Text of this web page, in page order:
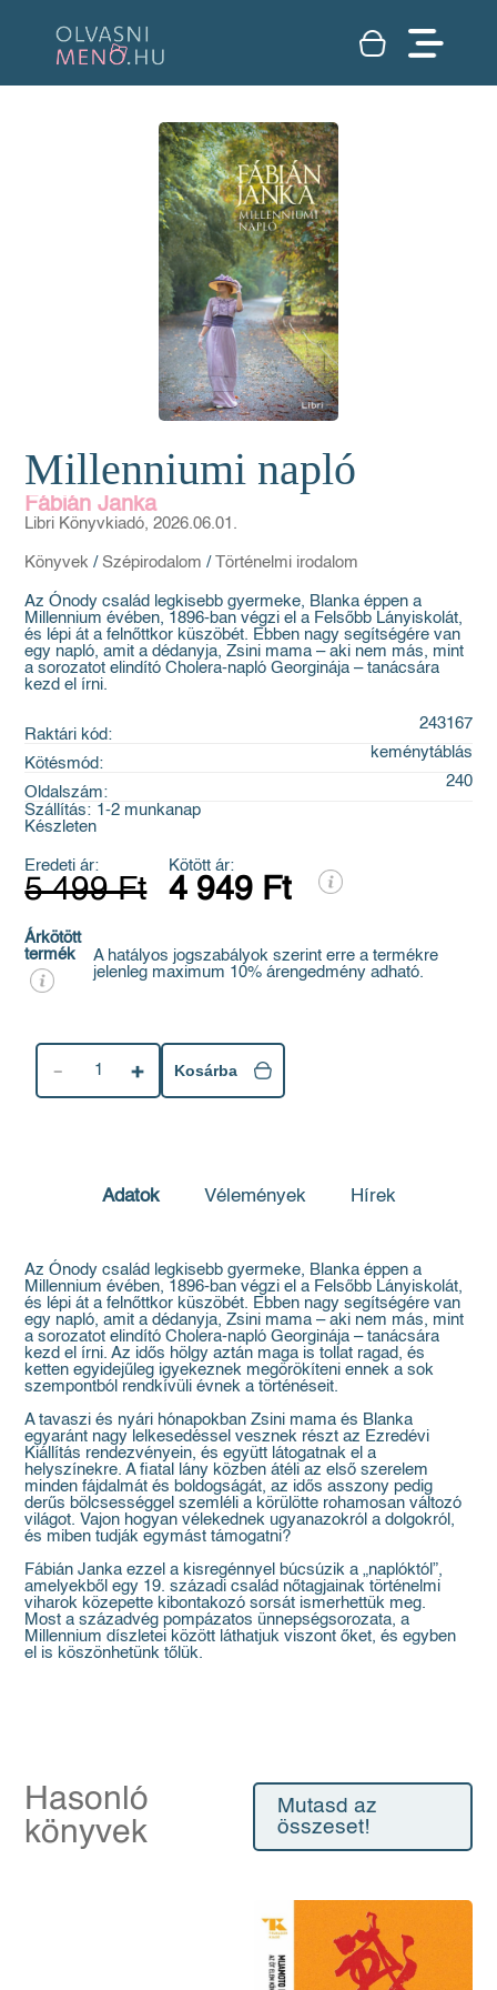
Millenniumi napló
Fábián Janka
Libri Könyvkiadó, 2026.06.01.
Könyvek / Szépirodalom / Történelmi irodalom
Az Ónody család legkisebb gyermeke, Blanka éppen a
Millennium évében, 1896-ban végzi el a Felsőbb Lányiskolát,
és lépi át a felnőttkor küszöbét. Ebben nagy segítségére van
egy napló, amit a dédanyja, Zsini mama – aki nem más, mint
a sorozatot elindító Cholera-napló Georginája – tanácsára
kezd el írni.
Raktári kód:
243167
Kötésmód:
keménytáblás
Oldalszám:
240
Szállítás: 1-2 munkanap
Készleten
Eredeti ár:
5 499 Ft
Kötött ár:
4 949 Ft
Árkötött
termék
A hatályos jogszabályok szerint erre a termékre
jelenleg maximum 10% árengedmény adható.
1 Kosárba
Adatok Vélemények Hírek
Az Ónody család legkisebb gyermeke, Blanka éppen a
Millennium évében, 1896-ban végzi el a Felsőbb Lányiskolát,
és lépi át a felnőttkor küszöbét. Ebben nagy segítségére van
egy napló, amit a dédanyja, Zsini mama – aki nem más, mint
a sorozatot elindító Cholera-napló Georginája – tanácsára
kezd el írni. Az idős hölgy aztán maga is tollat ragad, és
ketten egyidejűleg igyekeznek megörökíteni ennek a sok
szempontból rendkívüli évnek a történéseit.
A tavaszi és nyári hónapokban Zsini mama és Blanka
egyaránt nagy lelkesedéssel vesznek részt az Ezredévi
Kiállítás rendezvényein, és együtt látogatnak el a
helyszínekre. A fiatal lány közben átéli az első szerelem
minden fájdalmát és boldogságát, az idős asszony pedig
derűs bölcsességgel szemléli a körülötte rohamosan változó
világot. Vajon hogyan vélekednek ugyanazokról a dolgokról,
és miben tudják egymást támogatni?
Fábián Janka ezzel a kisregénnyel búcsúzik a „naplóktól”,
amelyekből egy 19. századi család nőtagjainak történelmi
viharok közepette kibontakozó sorsát ismerhettük meg.
Most a századvég pompázatos ünnepségsorozata, a
Millennium díszletei között láthatjuk viszont őket, és egyben
el is köszönhetünk tőlük.
Hasonló
könyvek
Mutasd az
összeset!